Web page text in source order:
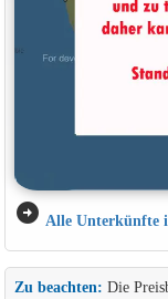
arrow_circle_right Alle Unterkünfte
Zu beachten: Die